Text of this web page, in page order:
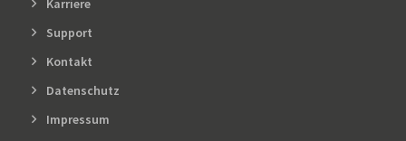
Karriere
Support
Kontakt
Datenschutz
Impressum